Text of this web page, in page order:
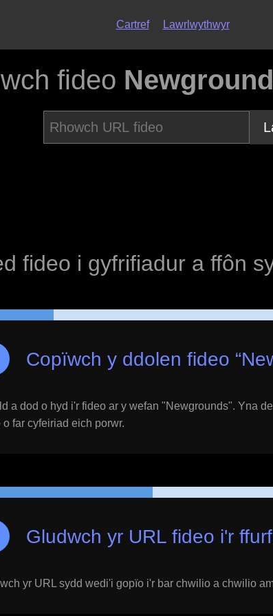
Cartref Lawrlwythwyr
fideo
fideo i gyfrifiadur a ffôn
Copïwch y ddolen fideo “
a dod o hyd i'r fideo ar y wefan "Newgrounds". Yna
o far cyfeiriad eich porwr.
Gludwch yr URL fideo i'r
yr URL sydd wedi'i gopïo i'r bar chwilio a chwilio